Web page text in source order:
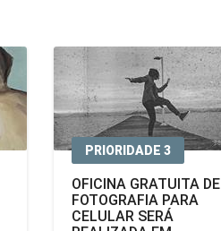
PRIORIDADE 3
OFICINA GRATUITA DE
FOTOGRAFIA PARA
CELULAR SERÁ